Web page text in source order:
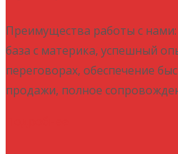
Преимущества работы с нами:
база с материка, успешный
переговорах, обеспечение
продажи, полное